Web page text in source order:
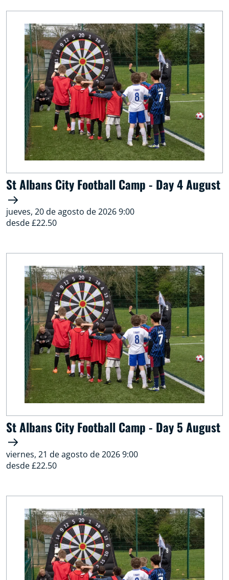
St Albans City Football Camp - Day 4 August
jueves, 20 de agosto de 2026 9:00
desde £22.50
St Albans City Football Camp - Day 5 August
viernes, 21 de agosto de 2026 9:00
desde £22.50